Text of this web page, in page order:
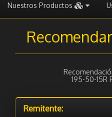
Nuestros Productos
195-50-15R
Remitente: